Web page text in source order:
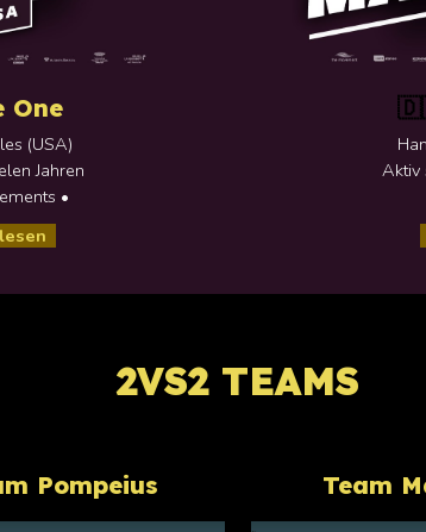
One
(USA)
Jahren
•
Aktiv
2VS2 TEAMS
Pompeius Team